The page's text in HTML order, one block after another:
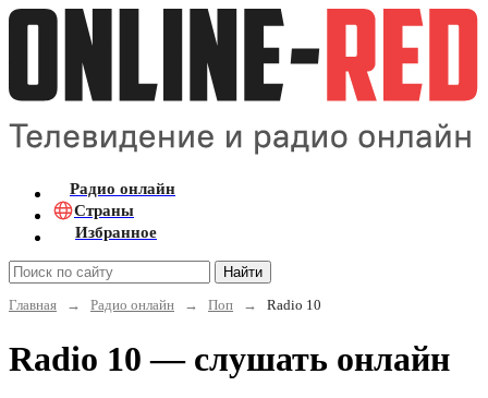
Радио онлайн
Страны
Избранное
Найти
Главная
→ Радио онлайн → Поп → Radio 10
Radio 10 — слушать онлайн